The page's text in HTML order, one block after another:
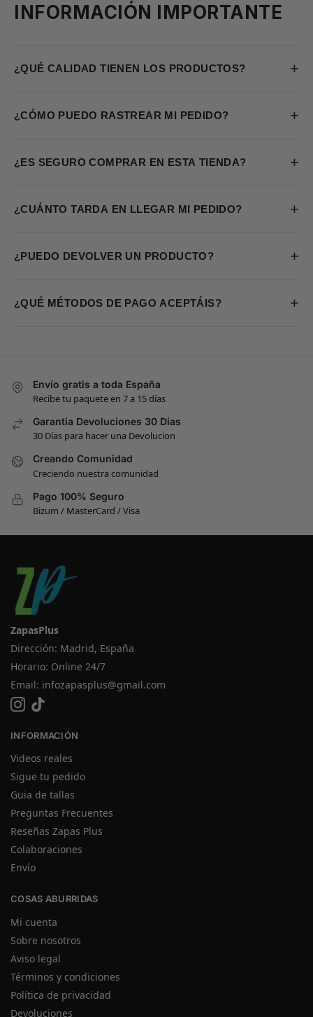
INFORMACIÓN IMPORTANTE
¿QUÉ CALIDAD TIENEN LOS PRODUCTOS? +
¿CÓMO PUEDO RASTREAR MI PEDIDO? +
¿ES SEGURO COMPRAR EN ESTA TIENDA? +
¿CUÁNTO TARDA EN LLEGAR MI PEDIDO? +
¿PUEDO DEVOLVER UN PRODUCTO? +
¿QUÉ MÉTODOS DE PAGO ACEPTÁIS? +
Envío gratis a toda España
Recibe tu paquete en 7 a 15 días
Garantia Devoluciones 30 Días
30 Días para hacer una Devolucion
Creando Comunidad
Creciendo nuestra comunidad
Pago 100% Seguro
Bizum / MasterCard / Visa
ZapasPlus
Dirección: Madrid, España
Horario: Online 24/7
Email: infozapasplus@gmail.com
INFORMACIÓN
Videos reales
Sigue tu pedido
Guia de tallas
Preguntas Frecuentes
Reseñas Zapas Plus
Colaboraciones
Envío
COSAS ABURRIDAS
Mi cuenta
Sobre nosotros
Aviso legal
Términos y condiciones
Política de privacidad
Devoluciones